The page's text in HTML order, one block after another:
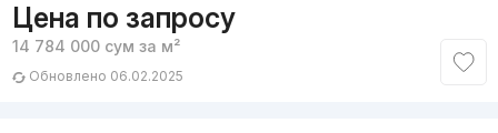
Цена по запросу
14 784 000 сум за м²
Обновлено 06.02.2025